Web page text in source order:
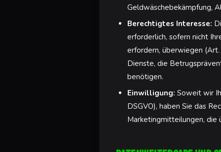
Geldwäschebekämpfung,
Berechtigtes Interesse:
erforderlich, sofern nicht
erfordern, überwiegen
Dienste, die
benötigen.
Einwilligung: Soweit wir
DSGVO), haben Sie das
Marketingmitteilungen, die